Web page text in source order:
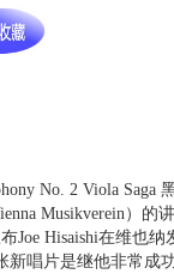
No. 2 Viola Saga
Musikverein）
Joe Hisaishi在维也
新唱片是继他非常